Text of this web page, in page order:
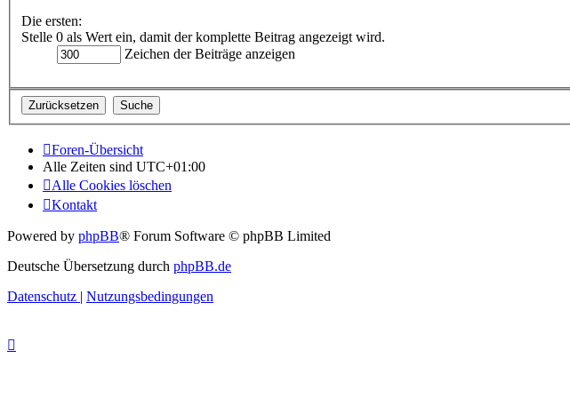
Die ersten:
Stelle 0 als Wert ein, damit der komplette Beitrag angezeigt wird.
Zeichen der Beiträge anzeigen
Foren-Übersicht
Alle Zeiten sind UTC+01:00
Alle Cookies löschen
Kontakt
Powered by phpBB® Forum Software © phpBB Limited
Deutsche Übersetzung durch phpBB.de
Datenschutz | Nutzungsbedingungen